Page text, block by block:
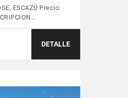
ESCAZÚ Precio:
DETALLE